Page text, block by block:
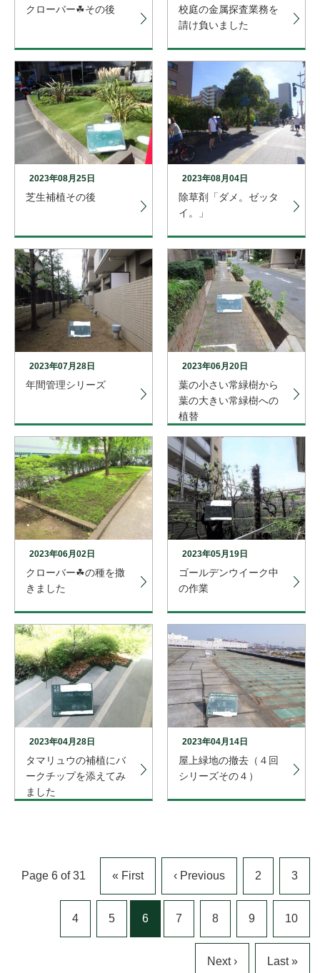
クローバー☘その後
校庭の金属探査業務を
請け負いました
2023年08月25日
芝生補植その後
2023年08月04日
除草剤「ダメ。ゼッタ
イ。」
2023年07月28日
年間管理シリーズ
2023年06月20日
葉の小さい常緑樹から
葉の大きい常緑樹への
植替
2023年06月02日
クローバー☘の種を撒
きました
2023年05月19日
ゴールデンウイーク中
の作業
2023年04月28日
タマリュウの補植にバ
ークチップを添えてみ
ました
2023年04月14日
屋上緑地の撤去（４回
シリーズその４）
Page 6 of 31 « First ‹ Previous 2 3
4 5 6 7 8 9 10
Next › Last »